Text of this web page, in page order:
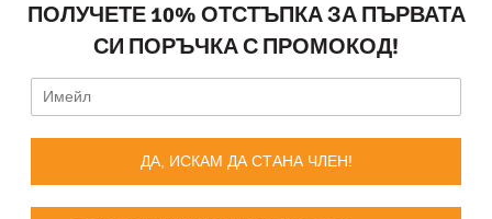
ПОЛУЧЕТЕ 10% ОТСТЪПКА ЗА ПЪРВАТА
СИ ПОРЪЧКА С ПРОМОКОД!
ДА, ИСКАМ ДА СТАНА ЧЛЕН!